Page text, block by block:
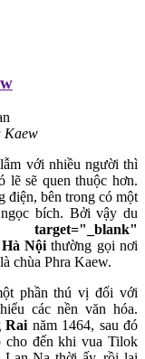
Kaew
với nhiều người thì
lẽ sẽ quen thuộc hơn.
điện, bên trong có một
bích. Bởi vậy du
target="_blank"
Nộithường gọi nơi
chùa Phra Kaew.
phần thú vị đối với
các nền văn hóa.
Rai năm 1464, sau đó
cho đến khi vua Tilok